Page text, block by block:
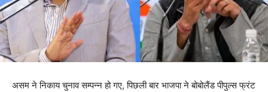
असम ने निकाय चुनाव सम्पन्न हो गए, पिछली बार भाजपा ने बोबोलैंड पीपुल्स फ्रंट